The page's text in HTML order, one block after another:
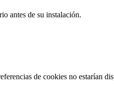
antes de su instalación.
de cookies no estarían